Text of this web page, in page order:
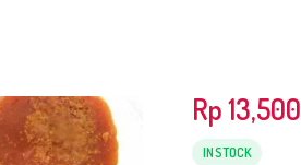
Rp13,500
IN STOCK